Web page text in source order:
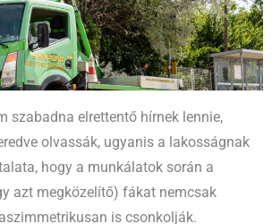
szabadna elrettentő hírnek lennie,
olvassák, ugyanis a lakosságnak
hogy a munkálatok során a
azt megközelítő) fákat nemcsak
is csonkolják.